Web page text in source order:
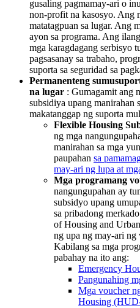
gusaling pagmamay-ari o
non-profit na kasosyo. Ang
matatagpuan sa lugar. Ang
ayon sa programa. Ang
mga karagdagang serbisyo
pagsasanay sa trabaho,
suporta sa seguridad sa
Permanenteng
na lugar : Gumagamit ang
subsidiya upang manirahan
makatanggap ng suporta
Flexible Housing
ng mga
manirahan sa mga
paupahan sa
may-ari ng lupa at
Mga programang
nangungupahan ay
subsidyo upang
sa pribadong
of Housing and
ng upa ng may-ari ng
Kabilang sa mga
pabahay na ito ang:
Emergency
Pangunahing
Mga voucher
Housing